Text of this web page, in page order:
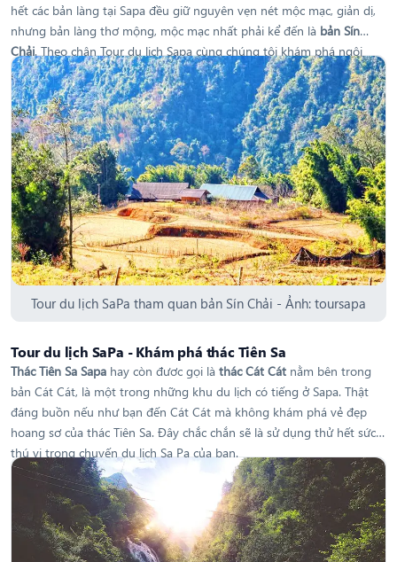
hết các bản làng tại Sapa đều giữ nguyên vẹn nét mộc mạc, giản dị,
nhưng bản làng thơ mộng, mộc mạc nhất phải kể đến là bản Sín
Chải. Theo chân Tour du lịch Sapa cùng chúng tôi khám phá ngôi
làng này xem có điều gì đặc biệt đến như vậy nhé!
Tour du lịch SaPa tham quan bản Sín Chải - Ảnh: toursapa
Tour du lịch SaPa - Khám phá thác Tiên Sa
Thác Tiên Sa Sapa hay còn đươc gọi là thác Cát Cát nằm bên trong
bản Cát Cát, là một trong những khu du lịch có tiếng ở Sapa. Thật
đáng buồn nếu như bạn đến Cát Cát mà không khám phá vẻ đẹp
hoang sơ của thác Tiên Sa. Đây chắc chắn sẽ là sử dụng thử hết sức
thú vị trong chuyến du lịch Sa Pa của bạn.